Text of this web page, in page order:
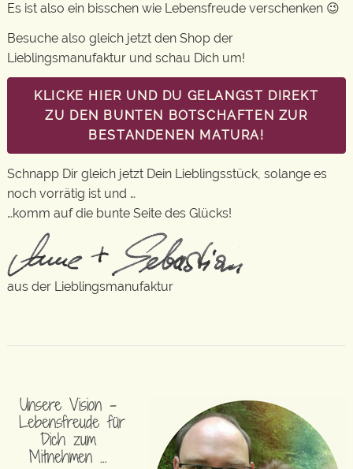
Es ist also ein bisschen wie Lebensfreude verschenken 😉
Besuche also gleich jetzt den Shop der
Lieblingsmanufaktur und schau Dich um!
KLICKE HIER UND DU GELANGST DIREKT
ZU DEN BUNTEN BOTSCHAFTEN ZUR
BESTANDENEN MATURA!
Schnapp Dir gleich jetzt Dein Lieblingsstück, solange es
noch vorrätig ist und …
…komm auf die bunte Seite des Glücks!
aus der Lieblingsmanufaktur
Unsere Vision –
Lebensfreude für
Dich zum
Mitnehmen …